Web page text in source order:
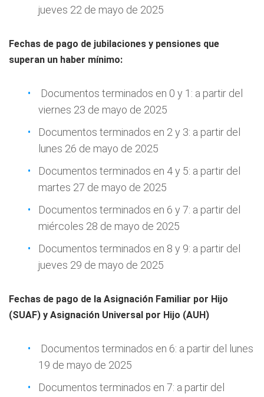
jueves 22 de mayo de 2025
Fechas de pago de jubilaciones y pensiones que
superan un haber mínimo:
Documentos terminados en 0 y 1: a partir del
viernes 23 de mayo de 2025
Documentos terminados en 2 y 3: a partir del
lunes 26 de mayo de 2025
Documentos terminados en 4 y 5: a partir del
martes 27 de mayo de 2025
Documentos terminados en 6 y 7: a partir del
miércoles 28 de mayo de 2025
Documentos terminados en 8 y 9: a partir del
jueves 29 de mayo de 2025
Fechas de pago de la Asignación Familiar por Hijo
(SUAF) y Asignación Universal por Hijo (AUH)
Documentos terminados en 6: a partir del lunes
19 de mayo de 2025
Documentos terminados en 7: a partir del